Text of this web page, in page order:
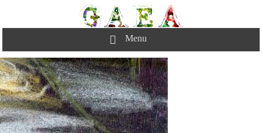
principal
Gaea Paysages Menu